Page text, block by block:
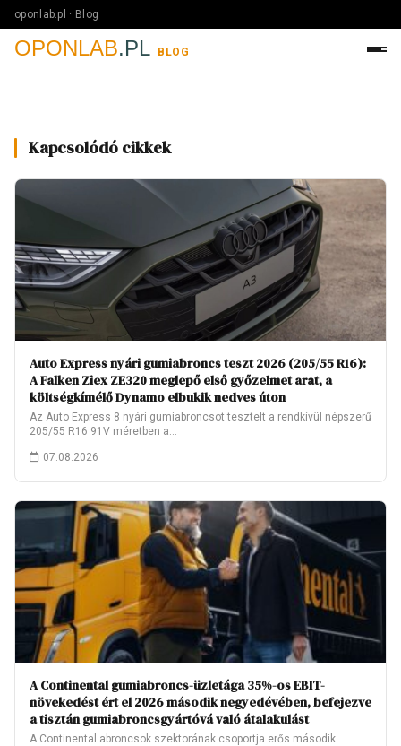
oponlab.pl · Blog
OPONLAB.PL BLOG
Kapcsolódó cikkek
Auto Express nyári gumiabroncs teszt 2026 (205/55 R16):
A Falken Ziex ZE320 meglepő első győzelmet arat, a
költségkímélő Dynamo elbukik nedves úton
Az Auto Express 8 nyári gumiabroncsot tesztelt a rendkívül népszerű
205/55 R16 91V méretben a…
07.08.2026
A Continental gumiabroncs-üzletága 35%-os EBIT-
növekedést ért el 2026 második negyedévében, befejezve
a tisztán gumiabroncsgyártóvá való átalakulást
A Continental abroncsok szektorának csoportja erős második